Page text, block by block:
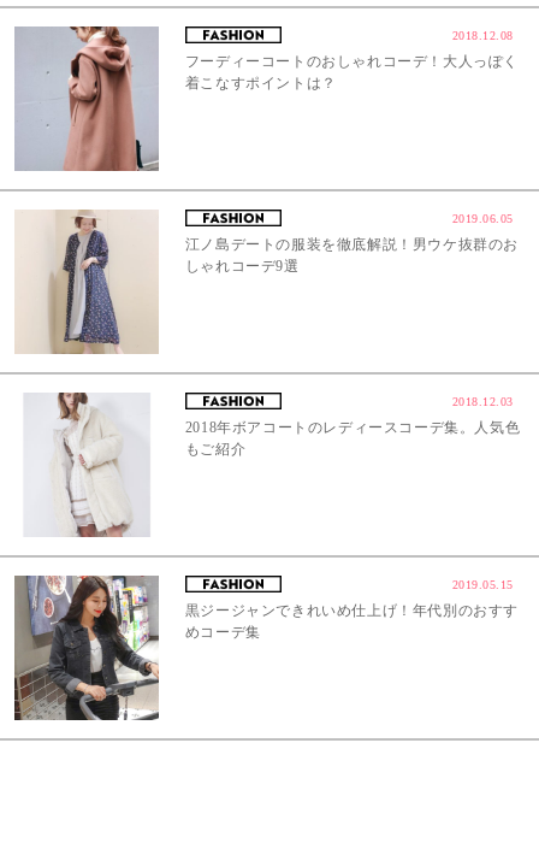
2018.12.08
フーディーコートのおしゃれコーデ！大人っぽく
着こなすポイントは？
2019.06.05
江ノ島デートの服装を徹底解説！男ウケ抜群のお
しゃれコーデ9選
2018.12.03
2018年ボアコートのレディースコーデ集。人気色
もご紹介
2019.05.15
黒ジージャンできれいめ仕上げ！年代別のおすす
めコーデ集